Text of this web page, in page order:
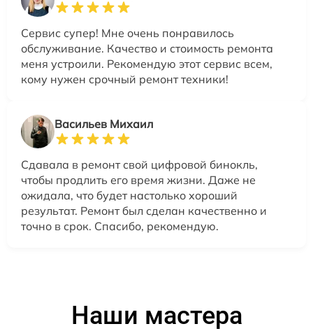
Сервис супер! Мне очень понравилось
обслуживание. Качество и стоимость ремонта
меня устроили. Рекомендую этот сервис всем,
кому нужен срочный ремонт техники!
Васильев Михаил
Сдавала в ремонт свой цифровой бинокль,
чтобы продлить его время жизни. Даже не
ожидала, что будет настолько хороший
результат. Ремонт был сделан качественно и
точно в срок. Спасибо, рекомендую.
Наши мастера